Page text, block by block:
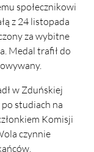
społecznikowi
z 24 listopada
za wybitne
Medal trafił do
w Zduńskiej
studiach na
Komisji
czynnie